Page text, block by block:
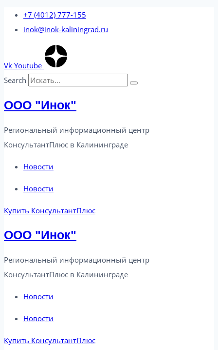
Перейти
содержимому
+7 (4012) 777-155
inok@inok-kaliningrad.ru
Vk Youtube
Search
ООО "Инок"
Региональный информационный центр
КонсультантПлюс в Калининграде​
Новости
Новости
Купить КонсультантПлюс
ООО "Инок"
Региональный информационный центр
КонсультантПлюс в Калининграде​
Новости
Новости
Купить КонсультантПлюс